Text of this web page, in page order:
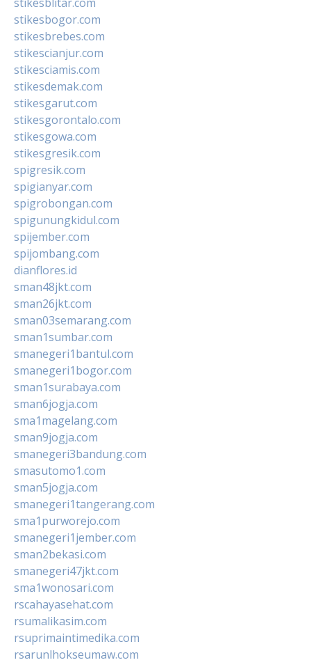
stikesbogor.com
stikesbrebes.com
stikescianjur.com
stikesciamis.com
stikesdemak.com
stikesgarut.com
stikesgorontalo.com
stikesgowa.com
stikesgresik.com
spigresik.com
spigianyar.com
spigrobongan.com
spigunungkidul.com
spijember.com
spijombang.com
dianflores.id
sman48jkt.com
sman26jkt.com
sman03semarang.com
sman1sumbar.com
smanegeri1bantul.com
smanegeri1bogor.com
sman1surabaya.com
sman6jogja.com
sma1magelang.com
sman9jogja.com
smanegeri3bandung.com
smasutomo1.com
sman5jogja.com
smanegeri1tangerang.com
sma1purworejo.com
smanegeri1jember.com
sman2bekasi.com
smanegeri47jkt.com
sma1wonosari.com
rscahayasehat.com
rsumalikasim.com
rsuprimaintimedika.com
rsarunlhokseumaw.com